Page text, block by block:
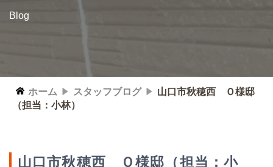
Blog
ホーム スタッフブログ
山口市秋穂西 Ｏ様邸
（担当：小林）
山口市秋穂西 Ｏ様邸（担当：小